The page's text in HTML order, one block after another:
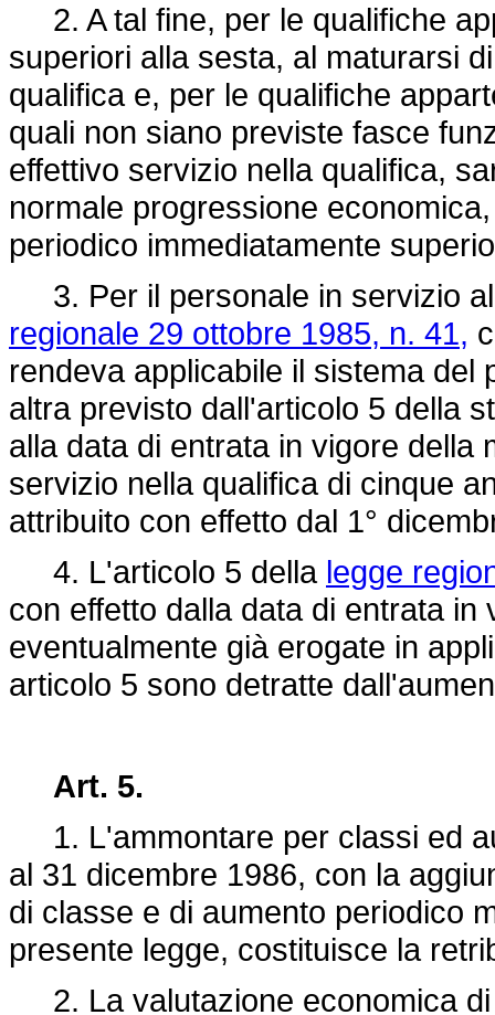
2. A tal fine, per le qualifiche
superiori alla sesta, al maturarsi
qualifica e, per le qualifiche
quali non siano previste fasce
effettivo servizio nella qualifica,
normale progressione
periodico immediatamente
3. Per il personale in servizio
regionale 29 ottobre 1985, n. 41,
rendeva applicabile il sistema
altra previsto dall'articolo 5 della
alla data di entrata in vigore della
servizio nella qualifica di cinque
attribuito con effetto dal 1°
4. L'articolo 5 della legge
con effetto dalla data di entrata
eventualmente già erogate in
articolo 5 sono detratte
Art. 5.
1. L'ammontare per classi ed
al 31 dicembre 1986, con la
di classe e di aumento periodico
presente legge, costituisce la
2. La valutazione economica di